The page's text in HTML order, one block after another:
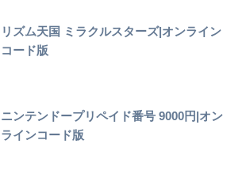
リズム天国 ミラクルスターズ|オンライン
コード版
ニンテンドープリペイド番号 9000円|オン
ラインコード版